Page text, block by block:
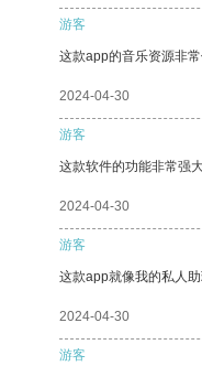
游客
这款app的音乐资源非
2024-04-30
游客
这款软件的功能非常强
2024-04-30
游客
这款app就像我的私人
2024-04-30
游客